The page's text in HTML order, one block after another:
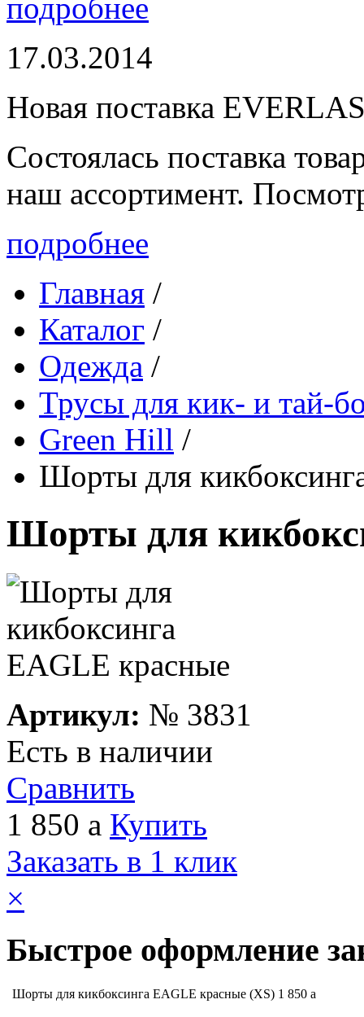
подробнее
17.03.2014
Новая поставка
Состоялась поставка
наш ассортимент.
подробнее
Главная /
Каталог /
Одежда /
Трусы для кик- и тай-
Green Hill /
Шорты для
Шорты для
Артикул: № 3831
Есть в наличии
Сравнить
1 850 a Купить
Заказать в 1 клик
×
Быстрое оформление
Шорты для кикбоксинга EAGLE красные (XS) 1 850 a